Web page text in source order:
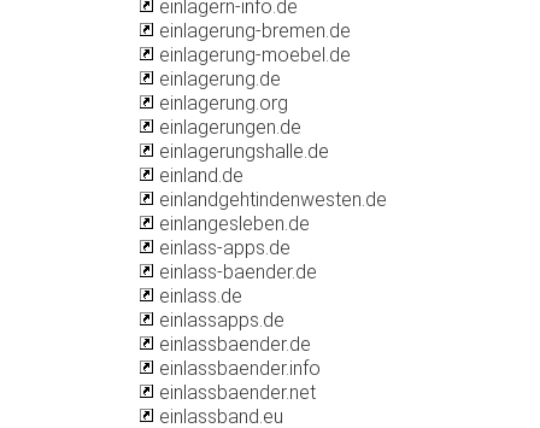
einlagern-info.de
einlagerung-bremen.de
einlagerung-moebel.de
einlagerung.de
einlagerung.org
einlagerungen.de
einlagerungshalle.de
einland.de
einlandgehtindenwesten.de
einlangesleben.de
einlass-apps.de
einlass-baender.de
einlass.de
einlassapps.de
einlassbaender.de
einlassbaender.info
einlassbaender.net
einlassband.eu